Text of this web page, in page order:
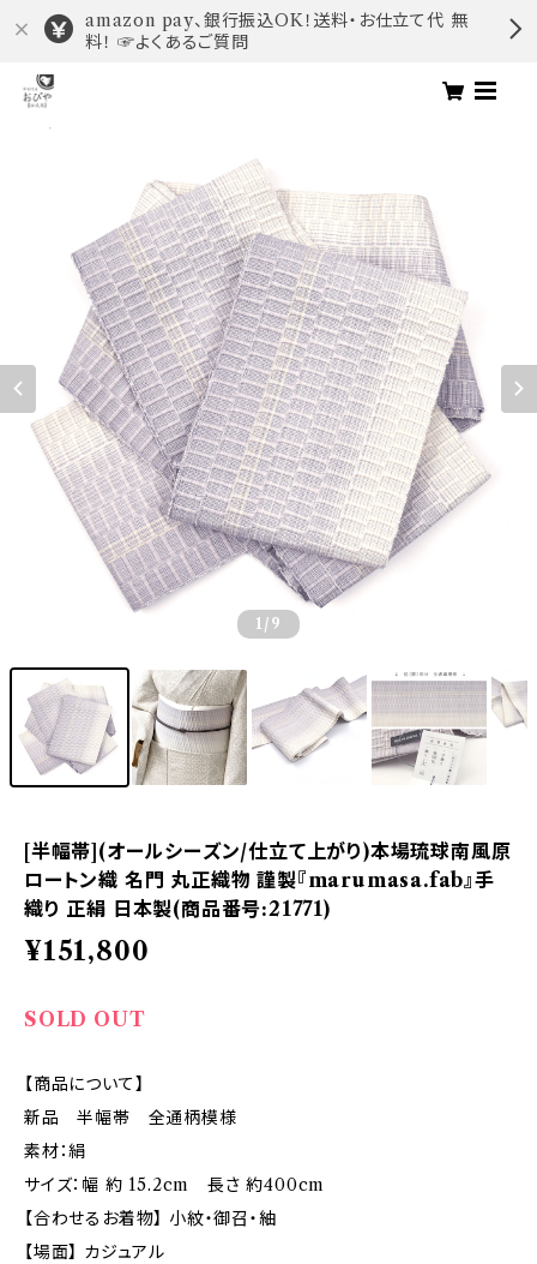
amazon pay、銀行振込OK！送料・お仕立て代 無
料！ ☞よくあるご質問
1 /9
[半幅帯](オールシーズン/仕立て上がり)本場琉球南風原
ロートン織 名門 丸正織物 謹製『marumasa.fab』手
織り 正絹 日本製(商品番号:21771)
¥151,800
SOLD OUT
【商品について】
新品 半幅帯 全通柄模様
素材：絹
サイズ：幅 約 15.2cm 長さ 約400cm
【合わせるお着物】 小紋・御召・紬
【場面】 カジュアル